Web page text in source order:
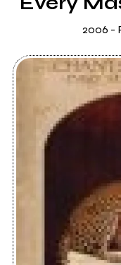
2006 -